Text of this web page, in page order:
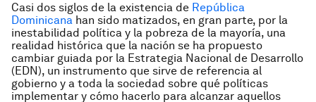
Casi dos siglos de la existencia de República
Dominicana han sido matizados, en gran parte, por la
inestabilidad política y la pobreza de la mayoría, una
realidad histórica que la nación se ha propuesto
cambiar guiada por la Estrategia Nacional de Desarrollo
(EDN), un instrumento que sirve de referencia al
gobierno y a toda la sociedad sobre qué políticas
implementar y cómo hacerlo para alcanzar aquellos